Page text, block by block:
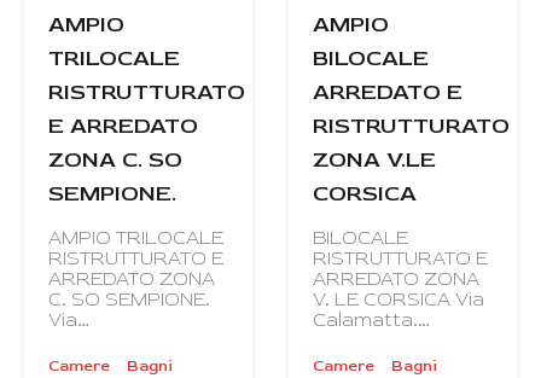
AMPIO
TRILOCALE
RISTRUTTURATO
E ARREDATO
ZONA C. SO
SEMPIONE.
AMPIO TRILOCALE
RISTRUTTURATO E
ARREDATO ZONA
C. SO SEMPIONE.
Via…
Camere
Bagni
AMPIO
BILOCALE
ARREDATO E
RISTRUTTURATO
ZONA V.LE
CORSICA
BILOCALE
RISTRUTTURATO E
ARREDATO ZONA
V. LE CORSICA Via
Calamatta.…
Camere
Bagni